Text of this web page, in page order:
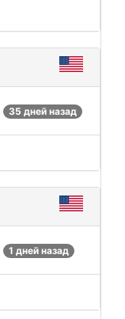
35 дней назад
1 дней назад